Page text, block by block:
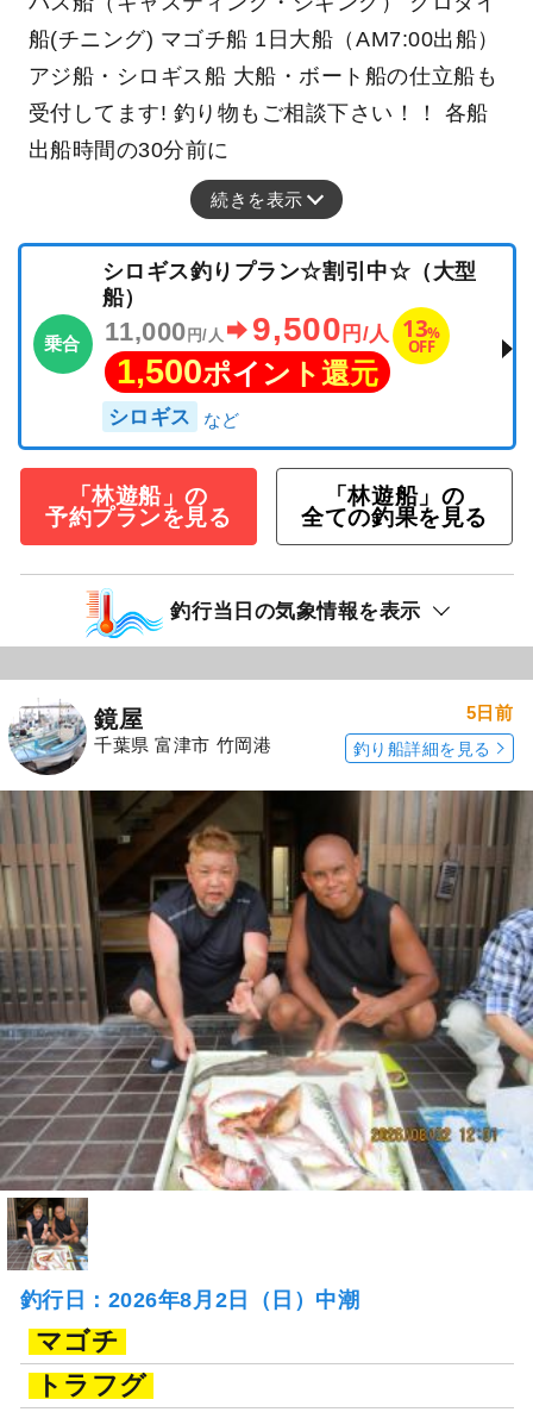
船(チニング) マゴチ船 1日大船（AM7:00出船）
アジ船・シロギス船 大船・ボート船の仕立船も
受付してます! 釣り物もご相談下さい！！ 各船
出船時間の30分前に
続きを表示
乗合
シロギス釣りプラン☆割引中☆（大型
船）
11,000 円/人 9,500 円/人 13%
OFF
1,500ポイント還元
シロギス
「林遊船」の
予約プランを見る
「林遊船」の
全ての釣果を見る
釣行当日の気象情報を表示
鏡屋
千葉県 富津市 竹岡港
5日前
釣り船詳細を見る
釣行日：2026年8月2日（日）中潮
マゴチ
トラフグ